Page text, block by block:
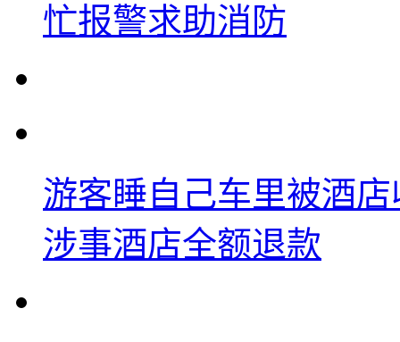
忙报警求助消防
游客睡自己车里被酒
涉事酒店全额退款